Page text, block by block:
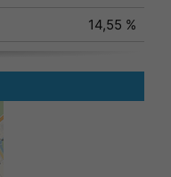
14,55 %